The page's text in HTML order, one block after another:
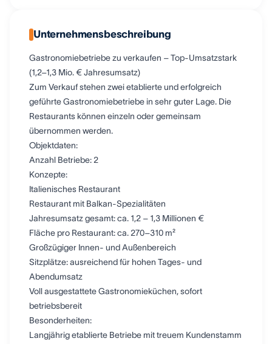
Unternehmensbeschreibung
Gastronomiebetriebe zu verkaufen – Top-Umsatzstark
(1,2–1,3 Mio. € Jahresumsatz)
Zum Verkauf stehen zwei etablierte und erfolgreich
geführte Gastronomiebetriebe in sehr guter Lage. Die
Restaurants können einzeln oder gemeinsam
übernommen werden.
Objektdaten:
Anzahl Betriebe: 2
Konzepte:
Italienisches Restaurant
Restaurant mit Balkan-Spezialitäten
Jahresumsatz gesamt: ca. 1,2 – 1,3 Millionen €
Fläche pro Restaurant: ca. 270–310 m²
Großzügiger Innen- und Außenbereich
Sitzplätze: ausreichend für hohen Tages- und
Abendumsatz
Voll ausgestattete Gastronomieküchen, sofort
betriebsbereit
Besonderheiten:
Langjährig etablierte Betriebe mit treuem Kundenstamm